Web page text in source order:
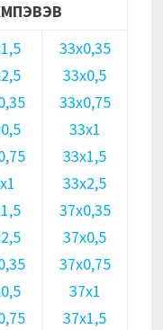
33х0,35
33х0,5
33х0,75
33х1
33х1,5
33х2,5
37х0,35
37х0,5
37х0,75
37х1
37х1,5